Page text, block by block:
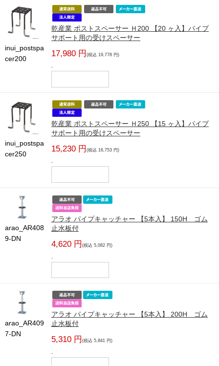
inui_postspa
cer200
乾産業 ポストスペーサー Ｈ200 【20 ヶ入】パイプ
サポート用の受けスペーサー
17,980 円 (税込 19,778 円)
-
inui_postspa
cer250
乾産業 ポストスペーサー Ｈ250 【15 ヶ入】パイプ
サポート用の受けスペーサー
15,230 円 (税込 16,753 円)
-
arao_AR408
9-DN
アラオ パイプキャッチャー 【5本入】 150H ゴム
止水板付
4,620 円 (税込 5,082 円)
-
arao_AR409
7-DN
アラオ パイプキャッチャー 【5本入】 200H ゴム
止水板付
5,310 円 (税込 5,841 円)
-